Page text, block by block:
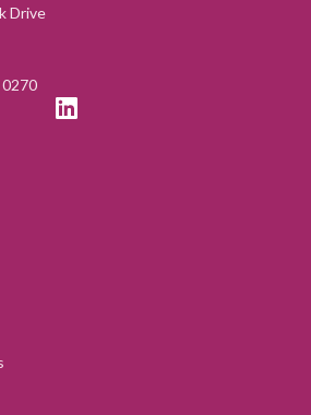
Drive
0270